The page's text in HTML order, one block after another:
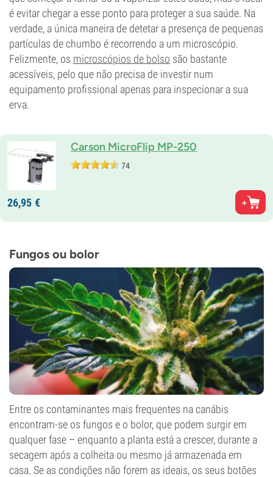
é evitar chegar a esse ponto para proteger a sua saúde. Na
verdade, a única maneira de detetar a presença de pequenas
partículas de chumbo é recorrendo a um microscópio.
Felizmente, os microscópios de bolso são bastante
acessíveis, pelo que não precisa de investir num
equipamento profissional apenas para inspecionar a sua
erva.
Carson MicroFlip MP-250
74
26,95 €
Fungos ou bolor
Entre os contaminantes mais frequentes na canábis
encontram-se os fungos e o bolor, que podem surgir em
qualquer fase – enquanto a planta está a crescer, durante a
secagem após a colheita ou mesmo já armazenada em
casa. Se as condições não forem as ideais, os seus botões